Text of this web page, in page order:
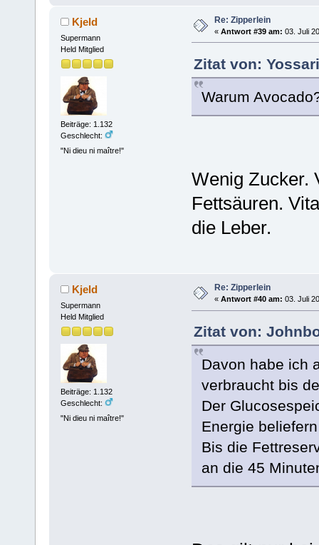
Kjeld
Supermann
Held Mitglied
Beiträge: 1.132
Geschlecht:
"Ni dieu ni maître!"
Re: Zipperlein
« Antwort #39 am: 03. Juli
Zitat von:
Warum
Wenig Zucker.
Fettsäuren.
die Leber.
Kjeld
Supermann
Held Mitglied
Beiträge: 1.132
Geschlecht:
"Ni dieu ni maître!"
Re: Zipperlein
« Antwort #40 am: 03. Juli
Zitat von:
Davon habe ich
verbraucht bis
Der
Energie
Bis die
an die 45